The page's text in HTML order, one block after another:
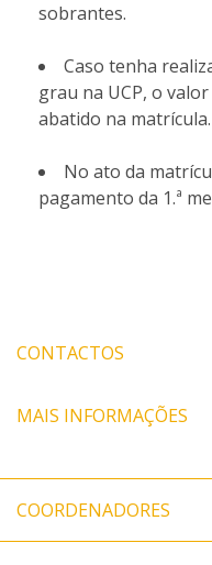
sobrantes.
Caso tenha
grau na UCP, o
abatido na matrícula.
No ato da
pagamento da 1.ª
CONTACTOS
MAIS INFORMAÇÕES
COORDENADORES